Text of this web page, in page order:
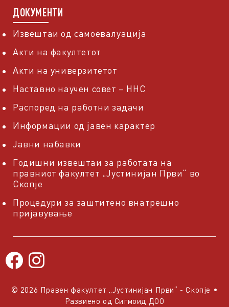
ДОКУМЕНТИ
Извештаи од самоевалуација
Акти на факултетот
Акти на универзитетот
Наставно научен совет – ННС
Распоред на работни задачи
Информации од јавен карактер
Јавни набавки
Годишни извештаи за работата на
правниот факултет „Јустинијан Први“ во
Скопје
Процедури за заштитено внатрешно
пријавување
© 2026 Правен факултет „Јустинијан Први“ - Скопје •
Развиено од Сигмоид ДОО